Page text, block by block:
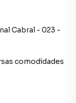
Cabral - 023 -
comodidades